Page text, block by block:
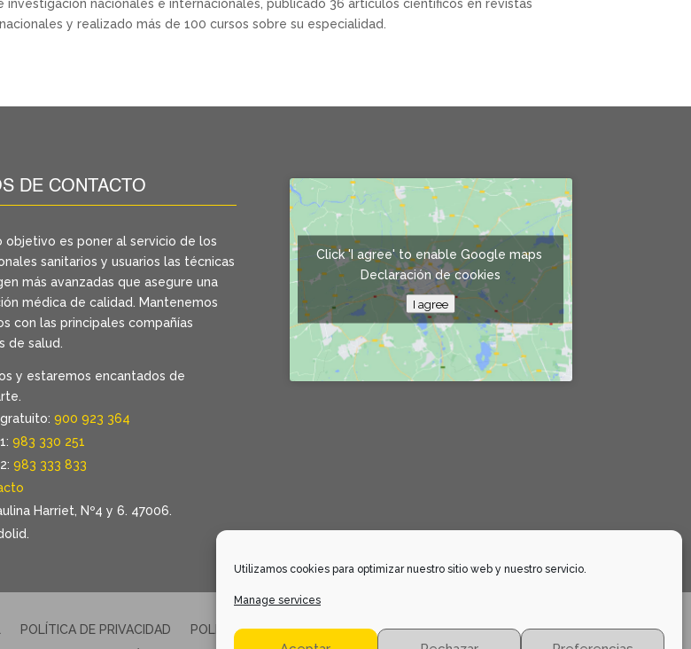
Utilizamos cookies para optimizar nuestro sitio web y nuestro servicio.
Manage services
nacionales e internacionales, publicado 36 artículos científicos en revistas
y realizado más de 100 cursos sobre su especialidad.
DE CONTACTO
objetivo es poner al servicio de los
sanitarios y usuarios las técnicas
más avanzadas que asegure una
médica de calidad. Mantenemos
con las principales compañías
de salud.
y estaremos encantados de
900 923 364
983 330 251
983 333 833
Harriet, Nº4 y 6. 47006.
Click 'I agree' to enable Google maps
Declaración de cookies
I agree
POLÍTICA DE PRIVACIDAD POLÍTICA DE COOKIES
DECLARACIÓN DE COOKIES